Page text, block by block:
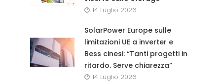
14 Luglio 2026
SolarPower Europe sulle
limitazioni UE a inverter e
Bess cinesi: “Tanti progetti in
ritardo. Serve chiarezza”
14 Luglio 2026